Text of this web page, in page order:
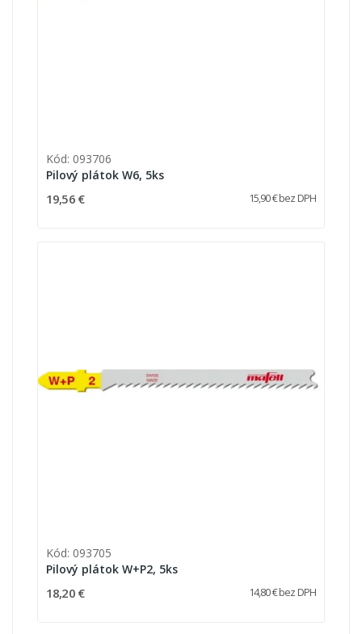
Kód: 093706
Pilový plátok W6, 5ks
19,56 € 15,90 € bez DPH
Kód: 093705
Pilový plátok W+P2, 5ks
18,20 € 14,80 € bez DPH